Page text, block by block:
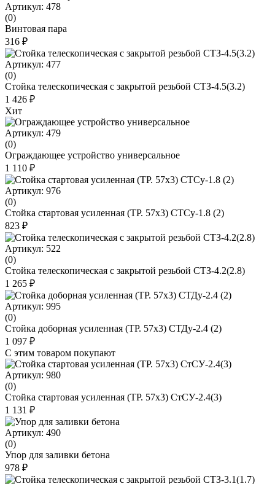
Артикул: 478
(0)
Винтовая пара
316 ₽
Артикул: 477
(0)
Стойка телескопическая с закрытой резьбой СТЗ-4.5(3.2)
1 426 ₽
Хит
Артикул: 479
(0)
Ограждающее устройство универсальное
1 110 ₽
Артикул: 976
(0)
Стойка стартовая усиленная (ТР. 57х3) СТСу-1.8 (2)
823 ₽
Артикул: 522
(0)
Стойка телескопическая с закрытой резьбой СТЗ-4.2(2.8)
1 265 ₽
Артикул: 995
(0)
Стойка доборная усиленная (ТР. 57х3) СТДу-2.4 (2)
1 097 ₽
С этим товаром покупают
Артикул: 980
(0)
Стойка стартовая усиленная (ТР. 57х3) СтСУ-2.4(3)
1 131 ₽
Артикул: 490
(0)
Упор для заливки бетона
978 ₽